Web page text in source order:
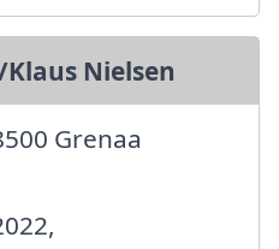
Nielsen
Grenaa